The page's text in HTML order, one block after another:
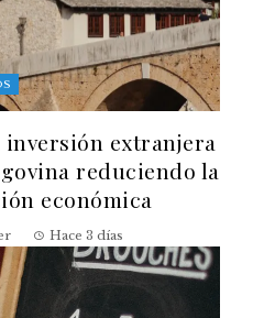
extranjera
reduciendo la
económica
Hace 3 días